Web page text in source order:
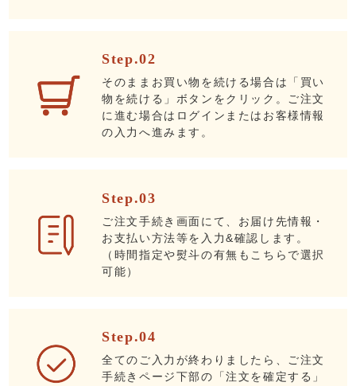
Step.02
そのままお買い物を続ける場合は「買い
物を続ける」ボタンをクリック。ご注文
に進む場合はログインまたはお客様情報
の入力へ進みます。
Step.03
ご注文手続き画面にて、お届け先情報・
お支払い方法等を入力&確認します。
（時間指定や熨斗の有無もこちらで選択
可能）
Step.04
全てのご入力が終わりましたら、ご注文
手続きページ下部の「注文を確定する」